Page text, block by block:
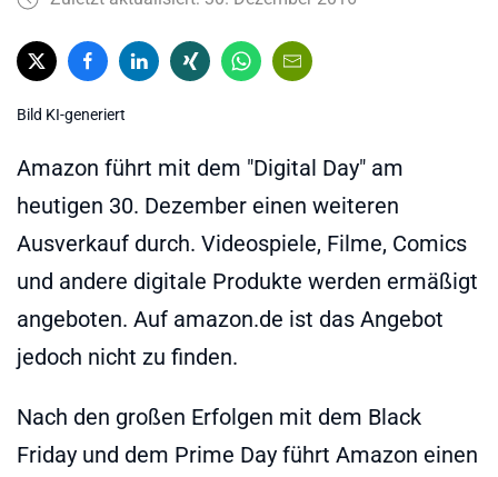
Bild KI-generiert
Amazon führt mit dem "Digital Day" am
heutigen 30. Dezember einen weiteren
Ausverkauf durch. Videospiele, Filme, Comics
und andere digitale Produkte werden ermäßigt
angeboten. Auf amazon.de ist das Angebot
jedoch nicht zu finden.
Nach den großen Erfolgen mit dem Black
Friday und dem Prime Day führt Amazon einen